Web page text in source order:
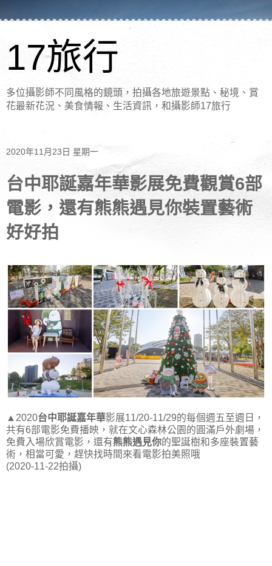
17旅行
多位攝影師不同風格的鏡頭，拍攝各地旅遊景點、秘境、賞
花最新花況、美食情報、生活資訊，和攝影師17旅行
2020年11月23日 星期一
台中耶誕嘉年華影展免費觀賞6部
電影，還有熊熊遇見你裝置藝術
好好拍
▲2020台中耶誕嘉年華影展11/20-11/29的每個週五至週日，
共有6部電影免費播映，就在文心森林公園的圓滿戶外劇場，
免費入場欣賞電影，還有熊熊遇見你的聖誕樹和多座裝置藝
術，相當可愛，趕快找時間來看電影拍美照哦
(2020-11-22拍攝)